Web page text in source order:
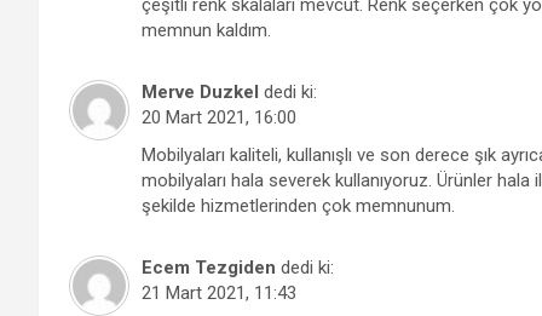
çeşitli renk skalaları mevcut. Renk seçerken çok
memnun kaldım.
Merve Duzkel dedi ki:
20 Mart 2021, 16:00
Mobilyaları kaliteli, kullanışlı ve son derece şık
mobilyaları hala severek kullanıyoruz. Ürünler hala
şekilde hizmetlerinden çok memnunum.
Ecem Tezgiden dedi ki:
21 Mart 2021, 11:43